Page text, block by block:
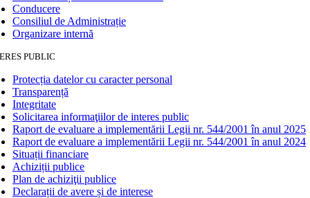
Conducere
Consiliul de Administrație
Organizare internă
PUBLIC
Protecția datelor cu caracter personal
Transparență
Integritate
Solicitarea informaţiilor de interes public
Raport de evaluare a implementării Legii nr. 544/2001 în anul 2025
Raport de evaluare a implementării Legii nr. 544/2001 în anul 2024
Situații financiare
Achiziții publice
Plan de achiziţii publice
Declarații de avere și de interese